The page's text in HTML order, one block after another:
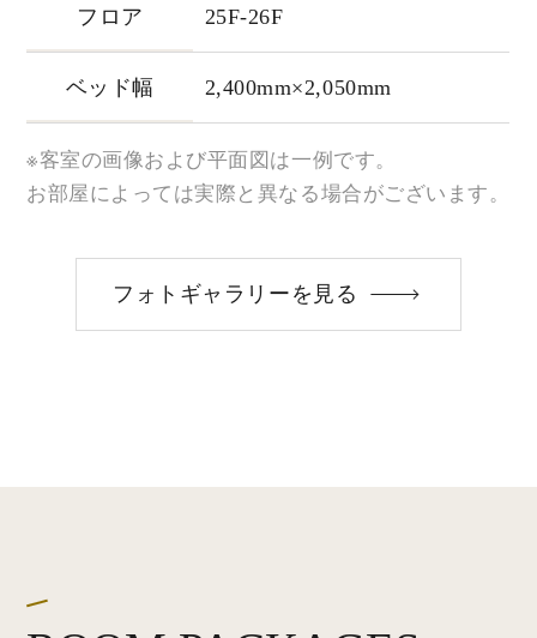
フロア 25F-26F
ベッド幅 2,400mm×2,050mm
※客室の画像および平面図は一例です。
お部屋によっては実際と異なる場合がございます。
フォトギャラリーを見る